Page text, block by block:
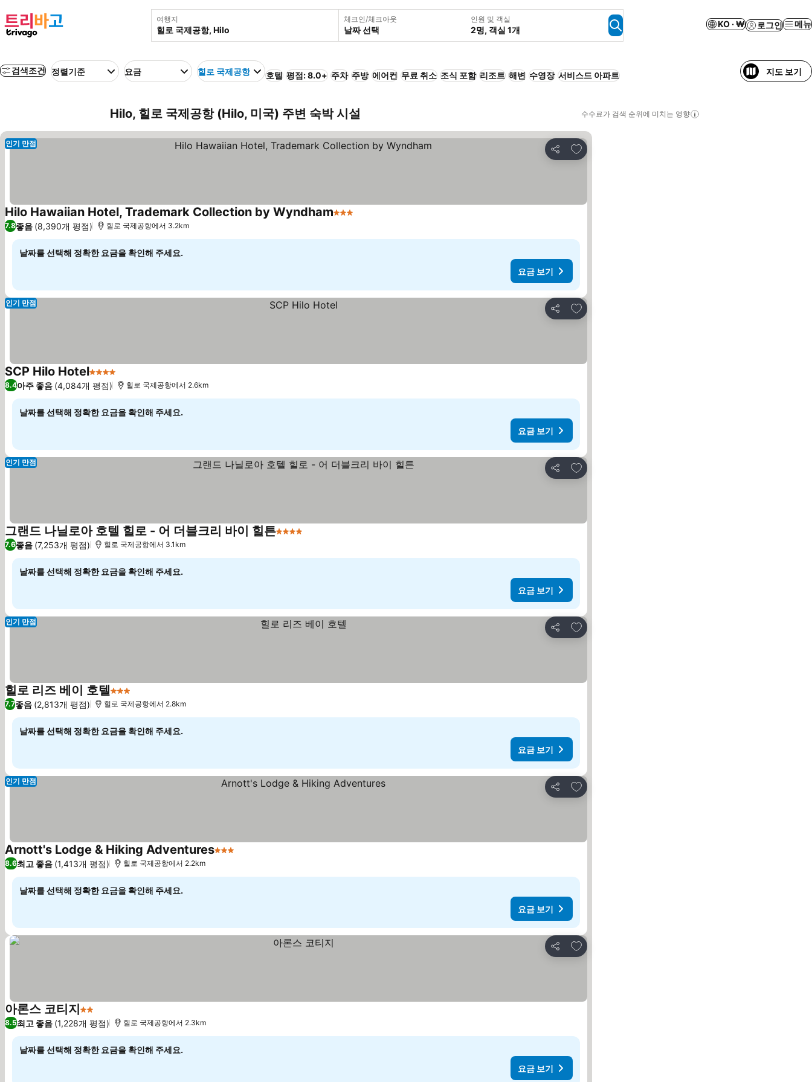
여행지 체크인/체크아웃
날짜 선택
인원 및 객실
2명, 객실 1개
KO · ₩ 로그인 메뉴
검색조건 정렬기준 요금 힐로 국제공항 호텔 평점: 8.0+ 주차 주방 에어컨 무료 취소 조식 포함 리조트 해변 수영장 서비스드 아파트 지도 보기
Hilo, 힐로 국제공항 (Hilo, 미국) 주변 숙박 시설 수수료가 검색 순위에 미치는 영향
공유
즐겨찾기에 추가
인기 만점
Hilo Hawaiian Hotel, Trademark Collection by Wyndham3 성급
7.8좋음 (8,390개 평점) 힐로 국제공항에서 3.2km
날짜를 선택해 정확한 요금을 확인해 주세요.
요금 보기
공유
즐겨찾기에 추가
인기 만점
SCP Hilo Hotel4 성급 요금 보기
8.4아주 좋음 (4,084개 평점) 힐로 국제공항에서 2.6km
날짜를 선택해 정확한 요금을 확인해 주세요.
요금 보기
공유
즐겨찾기에 추가
인기 만점
그랜드 나닐로아 호텔 힐로 - 어 더블크리 바이 힐튼4 성급
7.6좋음 (7,253개 평점) 힐로 국제공항에서 3.1km
날짜를 선택해 정확한 요금을 확인해 주세요.
요금 보기
공유
즐겨찾기에 추가
인기 만점
힐로 리즈 베이 호텔3 성급
7.7좋음 (2,813개 평점) 힐로 국제공항에서 2.8km
날짜를 선택해 정확한 요금을 확인해 주세요.
요금 보기
공유
즐겨찾기에 추가
인기 만점
Arnott's Lodge & Hiking Adventures3 성급
8.6최고 좋음 (1,413개 평점) 힐로 국제공항에서 2.2km
날짜를 선택해 정확한 요금을 확인해 주세요.
요금 보기
공유
즐겨찾기에 추가
아론스 코티지2 성급요금 보기
8.5최고 좋음 (1,228개 평점) 힐로 국제공항에서 2.3km
날짜를 선택해 정확한 요금을 확인해 주세요.
요금 보기